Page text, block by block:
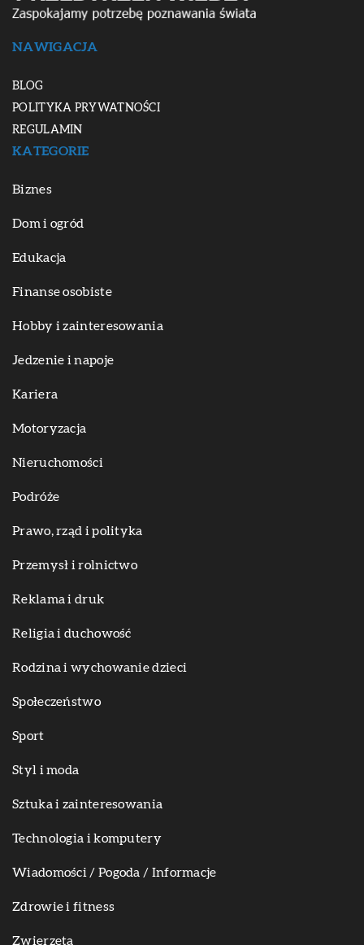
NAWIGACJA
BLOG
POLITYKA PRYWATNOŚCI
REGULAMIN
KATEGORIE
Biznes
Dom i ogród
Edukacja
Finanse osobiste
Hobby i zainteresowania
Jedzenie i napoje
Kariera
Motoryzacja
Nieruchomości
Podróże
Prawo, rząd i polityka
Przemysł i rolnictwo
Reklama i druk
Religia i duchowość
Rodzina i wychowanie dzieci
Społeczeństwo
Sport
Styl i moda
Sztuka i zainteresowania
Technologia i komputery
Wiadomości / Pogoda / Informacje
Zdrowie i fitness
Zwierzęta